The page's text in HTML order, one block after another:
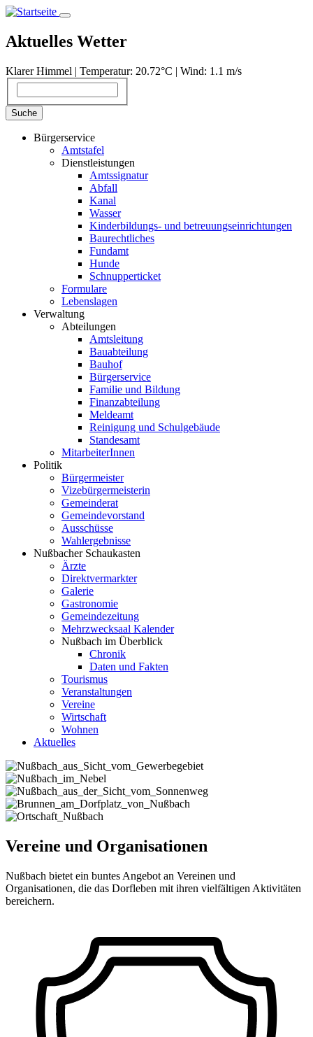
Direkt
Inhalt
Aktuelles Wetter
Klarer Himmel | Temperatur: 20.72°С | Wind: 1.1 m/s
Suche
Bürgerservice
Amtstafel
Dienstleistungen
Amtssignatur
Abfall
Kanal
Wasser
Kinderbildungs- und betreuungseinrichtungen
Baurechtliches
Fundamt
Hunde
Schnupperticket
Formulare
Lebenslagen
Verwaltung
Abteilungen
Amtsleitung
Bauabteilung
Bauhof
Bürgerservice
Familie und Bildung
Finanzabteilung
Meldeamt
Reinigung und Schulgebäude
Standesamt
MitarbeiterInnen
Politik
Bürgermeister
Vizebürgermeisterin
Gemeinderat
Gemeindevorstand
Ausschüsse
Wahlergebnisse
Nußbacher Schaukasten
Ärzte
Direktvermarkter
Galerie
Gastronomie
Gemeindezeitung
Mehrzwecksaal Kalender
Nußbach im Überblick
Chronik
Daten und Fakten
Tourismus
Veranstaltungen
Vereine
Wirtschaft
Wohnen
Aktuelles
Vereine und Organisationen
Nußbach bietet ein buntes Angebot an Vereinen und
Organisationen, die das Dorfleben mit ihren vielfältigen Aktivitäten
bereichern.